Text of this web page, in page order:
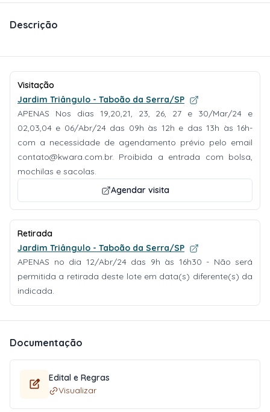
Descrição
Visitação
Jardim Triângulo - Taboão da Serra/SP
APENAS Nos dias 19,20,21, 23, 26, 27 e 30/Mar/24 e
02,03,04 e 06/Abr/24 das 09h às 12h e das 13h às 16h-
com a necessidade de agendamento prévio pelo email
contato@kwara.com.br. Proibida a entrada com bolsa,
mochilas e sacolas.
Agendar visita
Retirada
Jardim Triângulo - Taboão da Serra/SP
APENAS no dia 12/Abr/24 das 9h às 16h30 - Não será
permitida a retirada deste lote em data(s) diferente(s) da
indicada.
Documentação
Edital e Regras
Visualizar